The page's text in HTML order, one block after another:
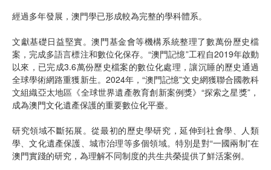
經過多年發展，澳門學已形成較為完整的學科體系。
文獻基礎日益堅實。澳門基金會等機構系統整理了數萬份歷史檔
案，完成多語言標注和數位化保存。“澳門記憶”工程自2019年啟動
以來，已完成3.6萬份歷史檔案的數位化處理，讓沉睡的歷史通過
全球學術網路重獲新生。2024年，“澳門記憶”文史網獲聯合國教科
文組織亞太地區《全球世界遺產教育創新案例獎》“探索之星獎”，
成為澳門文化遺產保護的重要數位化平臺。
研究領域不斷拓展。從最初的歷史學研究，延伸到社會學、人類
學、文化遺產保護、城市治理等多個領域。特別是對“一國兩制”在
澳門實踐的研究，為理解不同制度的共生共榮提供了鮮活案例。